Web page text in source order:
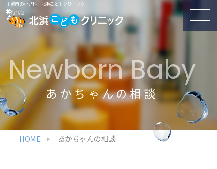
川崎市の小児科｜北浜こどもクリニック
あかちゃんの相談
Newborn Baby
HOME あかちゃんの相談